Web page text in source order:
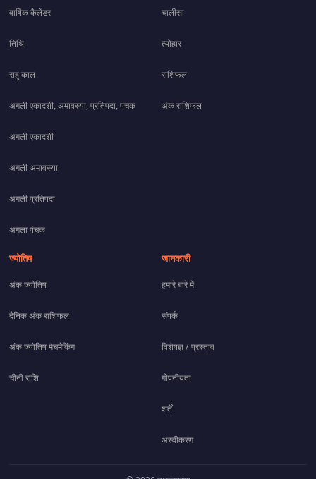
वार्षिक कैलेंडर
तिथि
राहु काल
अगली एकादशी, अमावस्या, प्रतिपदा, पंचक
अगली एकादशी
अगली अमावस्या
अगली प्रतिपदा
अगला पंचक
चालीसा
त्योहार
राशिफल
अंक राशिफल
ज्योतिष
अंक ज्योतिष
दैनिक अंक राशिफल
अंक ज्योतिष मैचमेकिंग
चीनी राशि
जानकारी
हमारे बारे में
संपर्क
विशेषज्ञ / प्रस्ताव
गोपनीयता
शर्तें
अस्वीकरण